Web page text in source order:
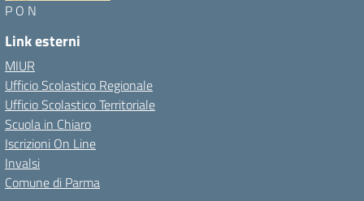
P O N
Link esterni
MIUR
Ufficio Scolastico Regionale
Ufficio Scolastico Territoriale
Scuola in Chiaro
Iscrizioni On Line
Invalsi
Comune di Parma